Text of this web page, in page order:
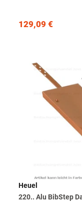
129,09 €
Heuel
220.. Alu BibStep